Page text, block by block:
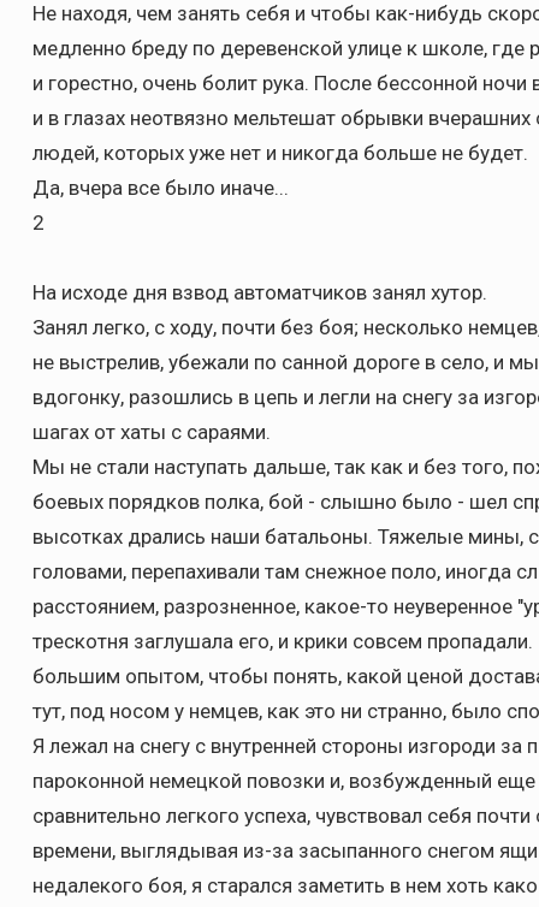
Не находя, чем занять себя и чтобы как-нибудь
медленно бреду по деревенской улице к школе,
и горестно, очень болит рука. После бессонной
и в глазах неотвязно мельтешат обрывки вчерашних
людей, которых уже нет и никогда больше не будет.
Да, вчера все было иначе...
2
На исходе дня взвод автоматчиков занял хутор.
Занял легко, с ходу, почти без боя; несколько
не выстрелив, убежали по санной дороге в село, и
вдогонку, разошлись в цепь и легли на снегу за
шагах от хаты с сараями.
Мы не стали наступать дальше, так как и без того,
боевых порядков полка, бой - слышно было - шел
высотках дрались наши батальоны. Тяжелые мины,
головами, перепахивали там снежное поло, иногда
расстоянием, разрозненное, какое-то неуверенное
трескотня заглушала его, и крики совсем
большим опытом, чтобы понять, какой ценой
тут, под носом у немцев, как это ни странно, было
Я лежал на снегу с внутренней стороны изгороди за
пароконной немецкой повозки и, возбужденный
сравнительно легкого успеха, чувствовал себя
времени, выглядывая из-за засыпанного снегом
недалекого боя, я старался заметить в нем хоть